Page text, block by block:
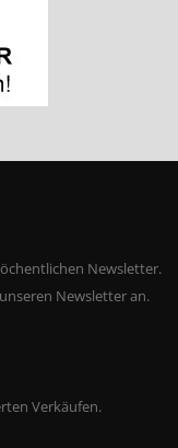
Newsletter.
Newsletter an.
Verkäufen.